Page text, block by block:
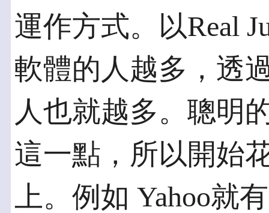
運作方式。以Real
軟體的人越多，透
人也就越多。聰明
這一點，所以開始
上。例如 Yahoo就